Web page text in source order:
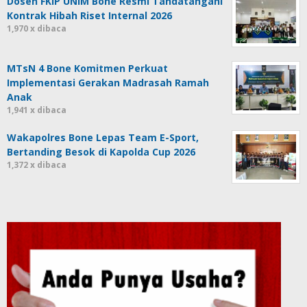
Kontrak Hibah Riset Internal 2026
1,970 x dibaca
MTsN 4 Bone Komitmen Perkuat
Implementasi Gerakan Madrasah Ramah
Anak
1,941 x dibaca
Wakapolres Bone Lepas Team E-Sport,
Bertanding Besok di Kapolda Cup 2026
1,372 x dibaca